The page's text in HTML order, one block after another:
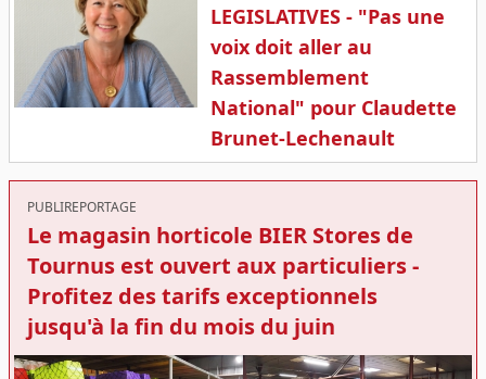
LEGISLATIVES - "Pas une
voix doit aller au
Rassemblement
National" pour Claudette
Brunet-Lechenault
PUBLIREPORTAGE
Le magasin horticole BIER Stores de
Tournus est ouvert aux particuliers -
Profitez des tarifs exceptionnels
jusqu'à la fin du mois du juin